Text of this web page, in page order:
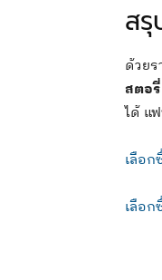
ส
ด้วย
สตอรี่
ได้ แ
เลือ
เลือ